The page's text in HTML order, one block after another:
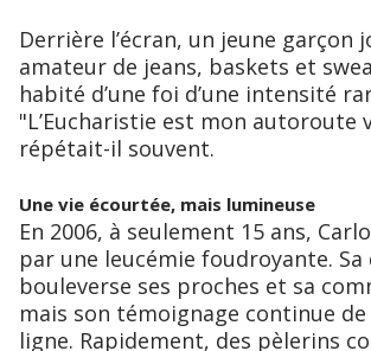
Derrière l’écran, un jeune garçon
amateur de jeans, baskets et
habité d’une foi d’une intensité
"L’Eucharistie est mon autoroute
répétait-il souvent.
Une vie écourtée, mais lumineuse
En 2006, à seulement 15 ans,
par une leucémie foudroyante.
bouleverse ses proches et sa
mais son témoignage continue
ligne. Rapidement, des pèlerins